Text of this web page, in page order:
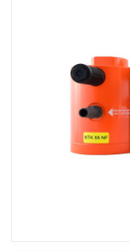
BISON GEAR
LEESON
MACH III离合器